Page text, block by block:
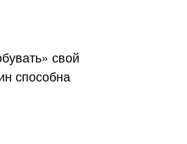
свой
способна